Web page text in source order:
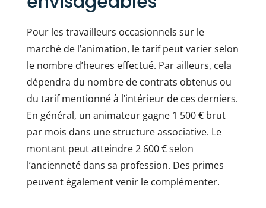
Pour les travailleurs occasionnels sur le
marché de l’animation, le tarif peut varier selon
le nombre d’heures effectué. Par ailleurs, cela
dépendra du nombre de contrats obtenus ou
du tarif mentionné à l’intérieur de ces derniers.
En général, un animateur gagne 1 500 € brut
par mois dans une structure associative. Le
montant peut atteindre 2 600 € selon
l’ancienneté dans sa profession. Des primes
peuvent également venir le complémenter.